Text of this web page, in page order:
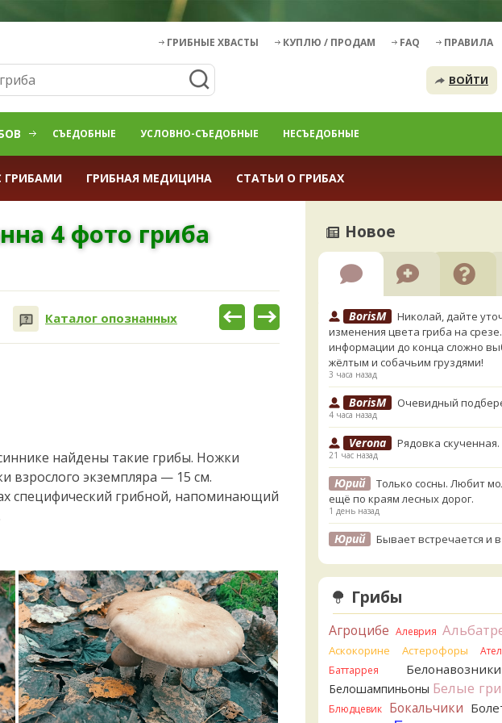
ГРИБНЫЕ ХВАСТЫ КУПЛЮ / ПРОДАМ FAQ ПРАВИЛА
ВОЙТИ
СЪЕДОБНЫЕ УСЛОВНО-СЪЕДОБНЫЕ НЕСЪЕДОБНЫЕ
ГРИБАМИ ГРИБНАЯ МЕДИЦИНА СТАТЬИ О ГРИБАХ
4 фото гриба
Каталог опознанных
найдены такие грибы. Ножки
взрослого экземпляра — 15 см.
специфический грибной, напоминающий
Новое
BorisM
Николай, дайте
изменения цвета гриба на
информации до конца сложно
жёлтым и собачьим груздями!
3 часа назад
BorisM Очевидный
4 часа назад
Verona Рядовка скученная.
21 час назад
Юрий
Только сосны. Любит
ещё по краям лесных дорог.
1 день назад
Юрий
Бывает встречается и
Katya20 Зарлдыш
Katya20 Навозник.
Verona Скорее всего он.
2 дня назад
Грибы
Агроцибе Алеврия
Аскокорине Астерофоры
Баттаррея Белонавозники
Белошампиньоны Белые
Блюдцевик
Бокальчики